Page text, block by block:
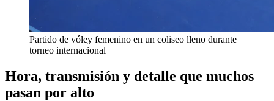
Partido de vóley femenino en un coliseo lleno durante
torneo internacional
Hora, transmisión y detalle que muchos
pasan por alto